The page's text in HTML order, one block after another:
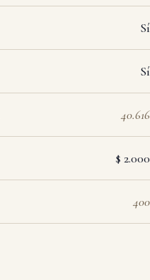
Sí
Sí
40.616
$ 2.000
400